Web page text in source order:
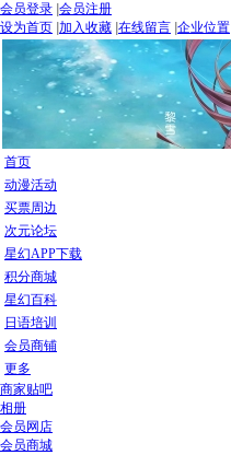
会员登录 会员注册
设为首页 加入收藏 在线留言 企业位置
首页
动漫活动
买票周边
次元论坛
星幻APP下载
积分商城
星幻百科
日语培训
会员商铺
更多
商家贴吧
相册
会员网店
会员商城